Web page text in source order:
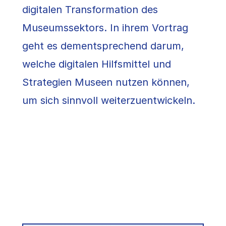
digitalen Transformation des
Museumssektors. In ihrem Vortrag
geht es dementsprechend darum,
welche digitalen Hilfsmittel und
Strategien Museen nutzen können,
um sich sinnvoll weiterzuentwickeln.